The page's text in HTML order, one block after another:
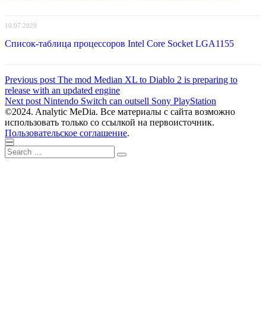
10.07.2020
Список-таблица процессоров Intel Core Socket LGA1155
Навигация
по
записям
Previous post Previous
post:
The mod Median XL to Diablo 2 is preparing to
release with an updated engine
Next post Next
post:
Nintendo Switch can outsell Sony PlayStation
©2024. Analytic MeDia. Все материалы с сайта возможно
использовать только со ссылкой на первоисточник.
Пользовательское соглашение.
Scroll
to
Close
Search
for:
Search